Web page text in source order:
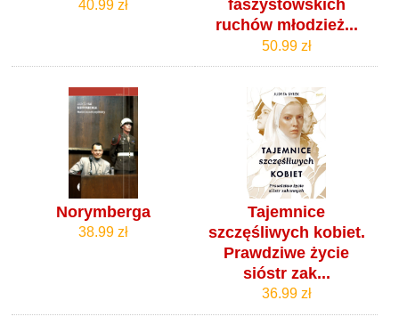
40.99 zł
faszystowskich
ruchów młodzież...
50.99 zł
Norymberga
38.99 zł
Tajemnice
szczęśliwych kobiet.
Prawdziwe życie
sióstr zak...
36.99 zł